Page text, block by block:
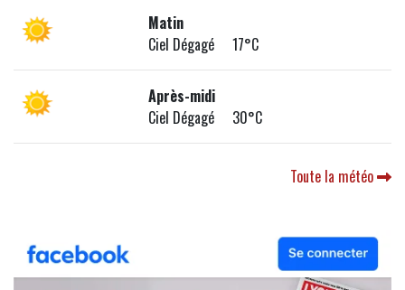
Matin
Ciel Dégagé 17°C
Après-midi
Ciel Dégagé 30°C
Toute la météo